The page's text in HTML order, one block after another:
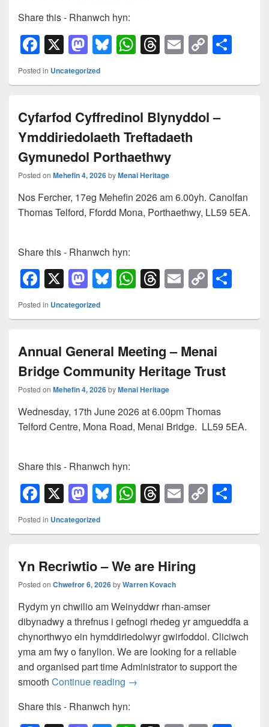
Share this - Rhanwch hyn:
F
a
c
b
o
o
k
X M
a
st
d
o
n
Bl
u
e
y
W
h
at
A
p
p
T
hr
e
d
s
E
m
ail
C
o
p
Li
ar
Posted in Uncategorized
Cyfarfod Cyffredinol Blynyddol –
Ymddiriedolaeth Treftadaeth
Gymunedol Porthaethwy
Posted on Mehefin 4, 2026byMenai Heritage
Nos Fercher, 17eg Mehefin 2026 am 6.00yh. Canolfan
Thomas Telford, Ffordd Mona, Porthaethwy, LL59 5EA.
Share this - Rhanwch hyn:
F
a
c
b
o
o
k
X M
a
st
d
o
n
Bl
e
y
W
at
A
p
p
T
e
d
s
E
ail
C
p
Li
n
ar
Posted in Uncategorized
Annual General Meeting – Menai
Bridge Community Heritage Trust
Posted on Mehefin 4, 2026byMenai Heritage
Wednesday, 17th June 2026 at 6.00pm Thomas
Telford Centre, Mona Road, Menai Bridge. LL59 5EA.
Share this - Rhanwch hyn:
F
a
c
b
o
o
k
X M
a
st
d
o
n
Bl
e
y
W
at
A
p
p
T
e
d
s
E
ail
C
p
k
ar
Posted in Uncategorized
Yn Recriwtio – We are Hiring
Posted on Chwefror 6, 2026byWarren Kovach
Rydym yn chwilio am Weinyddwr rhan-amser
dibynadwy a threfnus i gefnogi rhedeg yr amgueddfa a
chynorthwyo ein hymddiriedolwyr gwirfoddol. Cliciwch
yma am fwy o fanylion. We are looking for a reliable
and organised part time Administrator to support the
smooth Continue reading Yn Recriwtio – We are Hiring
→
Share this - Rhanwch hyn: